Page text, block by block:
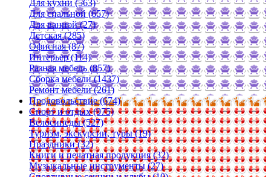
Для кухни (563)
Для спальной (657)
Для ванной (27)
Детская (285)
Офисная (87)
Интерьер (114)
Разная мебель (857)
Сборка мебели (1437)
Ремонт мебели (261)
Продовольствие (674)
Спорт и отдых (975)
Велосипеды (527)
Туризм, экскурсии, туры (19)
Праздники (32)
Книги и печатная продукция (32)
Музыкальные инструменты (27)